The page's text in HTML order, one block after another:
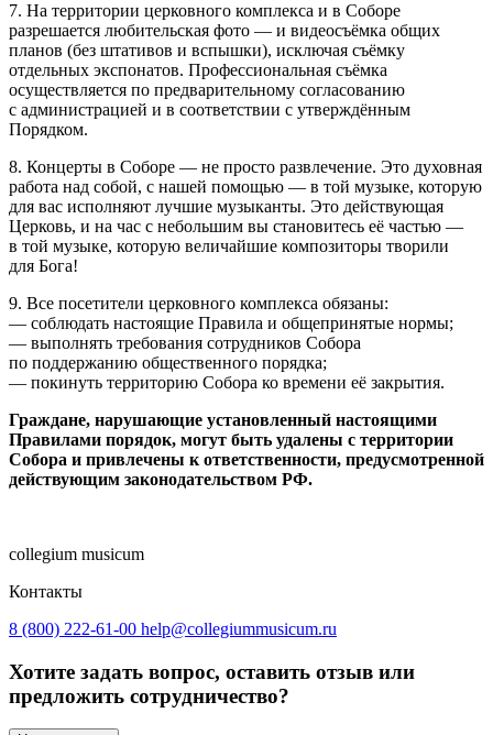
7. На территории церковного комплекса и в Соборе
разрешается любительская фото — и видеосъёмка общих
планов (без штативов и вспышки), исключая съёмку
отдельных экспонатов. Профессиональная съёмка
осуществляется по предварительному согласованию
с администрацией и в соответствии с утверждённым
Порядком.
8. Концерты в Соборе — не просто развлечение. Это духовная
работа над собой, с нашей помощью — в той музыке, которую
для вас исполняют лучшие музыканты. Это действующая
Церковь, и на час с небольшим вы становитесь её частью —
в той музыке, которую величайшие композиторы творили
для Бога!
9. Все посетители церковного комплекса обязаны:
— соблюдать настоящие Правила и общепринятые нормы;
— выполнять требования сотрудников Собора
по поддержанию общественного порядка;
— покинуть территорию Собора ко времени её закрытия.
Граждане, нарушающие установленный настоящими
Правилами порядок, могут быть удалены с территории
Собора и привлечены к ответственности, предусмотренной
действующим законодательством РФ.
collegium musicum
Контакты
8 (800) 222-61-00 help@collegiummusicum.ru
Хотите задать вопрос, оставить отзыв или
предложить сотрудничество?